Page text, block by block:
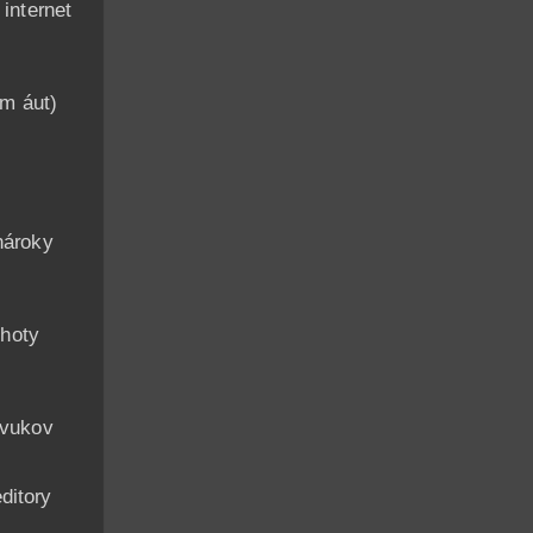
áut)